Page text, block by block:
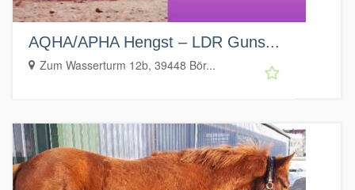
AQHA/APHA Hengst – LDR Guns...
Zum Wasserturm 12b, 39448 Bör...